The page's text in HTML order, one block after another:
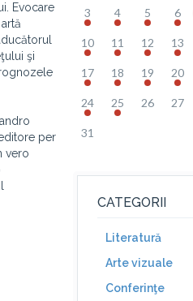
Evocare
şi
per
vero
3 4 5 6
10 11 12 13
17 18 19 20
24 25 26 27
31
CATEGORII
Literatură
Arte vizuale
Conferinţe